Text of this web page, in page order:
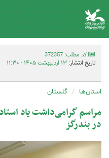
کد مطلب: 372357
تاریخ انتشار: ۱۳ اردیبهشت ۱۴۰۵ - ۱۱:۳۰
استان‌ها گلستان
مراسم گرامی‌داشت یاد
در بندرگز